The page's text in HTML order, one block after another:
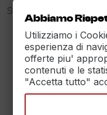
Spedizione gratuita
89€
30 DAYS RETURN
Reso Garantito
Abbiamo
Utilizziamo i
esperienza di
offerte piu'
contenuti e le
"Accetta tutto"